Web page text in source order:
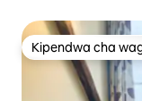
Kipendwa cha
Kipendwa cha